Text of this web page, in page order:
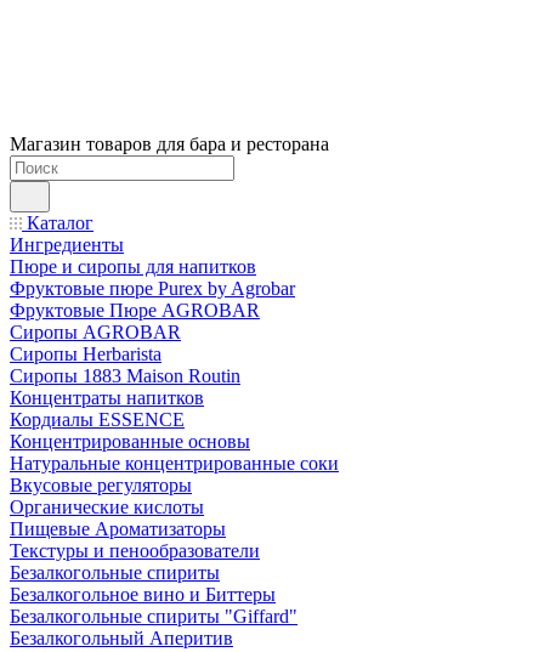
Магазин товаров для бара и ресторана
Каталог
Ингредиенты
Пюре и сиропы для напитков
Фруктовые пюре Purex by Agrobar
Фруктовые Пюре AGROBAR
Сиропы AGROBAR
Сиропы Herbarista
Сиропы 1883 Maison Routin
Концентраты напитков
Кордиалы ESSENCE
Концентрированные основы
Натуральные концентрированные соки
Вкусовые регуляторы
Органические кислоты
Пищевые Ароматизаторы
Текстуры и пенообразователи
Безалкогольные спириты
Безалкогольное вино и Биттеры
Безалкогольные спириты "Giffard"
Безалкогольный Аперитив